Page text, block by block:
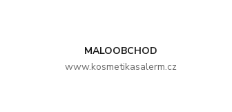
MALOOBCHOD
www.kosmetikasalerm.cz